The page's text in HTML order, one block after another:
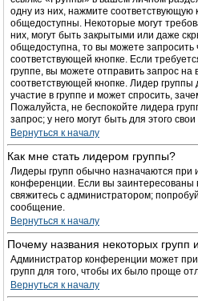
одну из них, нажмите соответствующую
общедоступны. Некоторые могут
них, могут быть закрытыми или даже
общедоступна, то вы можете запросить
соответствующей кнопке. Если
группе, вы можете отправить запрос на
соответствующей кнопке. Лидер
участие в группе и может спросить,
Пожалуйста, не беспокойте лидера
запрос; у него могут быть для этого
Вернуться к началу
Как мне стать лидером группы?
Лидеры групп обычно назначаются при
конференции. Если вы заинтересованы
свяжитесь с администратором;
сообщение.
Вернуться к началу
Почему названия некоторых групп
Администратор конференции может
групп для того, чтобы их было проще
Вернуться к началу